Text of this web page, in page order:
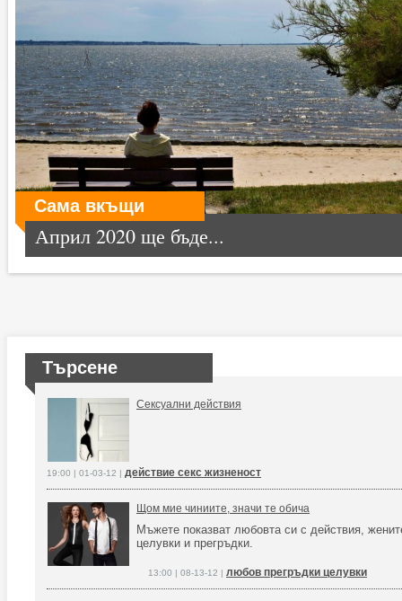
Сама вкъщи
Април 2020 ще бъде...
Търсене
Сексуални действия
19:00 | 01-03-12 | действие секс жизненост
Щом мие чиниите, значи те обича
Мъжете показват любовта си с действия,
целувки и прегръдки.
13:00 | 08-13-12 | любов прегръдки целувки